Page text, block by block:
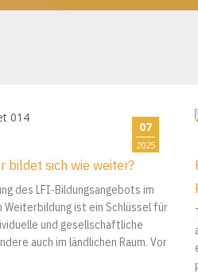
07
2025
bildet sich wie weiter?
des LFI-Bildungsangebots im
Weiterbildung ist ein Schlüssel für
und gesellschaftliche
auch im ländlichen Raum. Vor